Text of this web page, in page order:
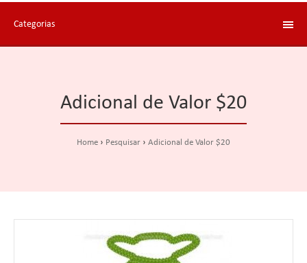
Categorias
Adicional de Valor $20
Home Pesquisar Adicional de Valor $20